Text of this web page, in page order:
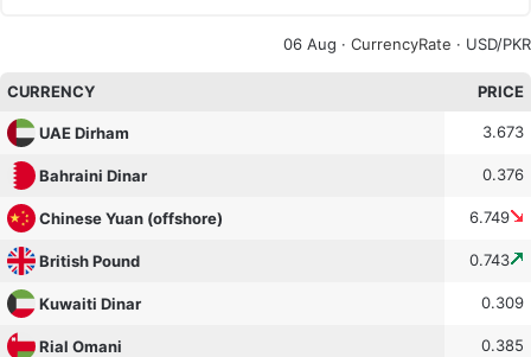
06 Aug · CurrencyRate · USD/PKR
CURRENCY PRICE
UAE Dirham 3.673
Bahraini Dinar 0.376
Chinese Yuan (offshore) 6.749
British Pound 0.743
Kuwaiti Dinar 0.309
Rial Omani 0.385